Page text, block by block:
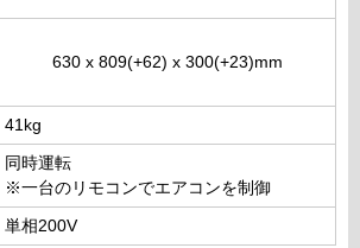
630 x 809(+62) x 300(+23)mm
41kg
同時運転
※一台のリモコンでエアコンを制御
単相200V